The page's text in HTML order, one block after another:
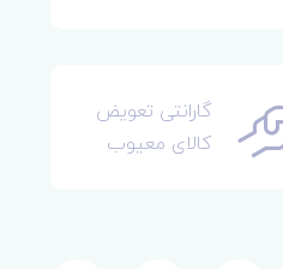
گارانتی تعویض
کالای معیوب